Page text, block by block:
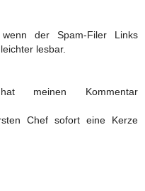
der Spam-Filer Links
lesbar.
meinen Kommentar
Chef sofort eine Kerze